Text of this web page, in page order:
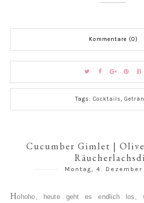
Kommentare (0)
Tags: Cocktails,
Cucumber Gimlet |
Montag, 4. Dezember
Hohoho, heute geht es endlich los,